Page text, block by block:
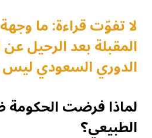
لا تفوّت قراءة: ما
المقبلة بعد الرحيل
الدوري السعودي ليس
لماذا فرضت الحكومة
الطبيعي؟